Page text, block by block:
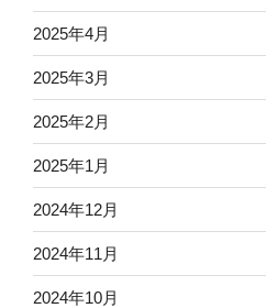
2025年4月
2025年3月
2025年2月
2025年1月
2024年12月
2024年11月
2024年10月